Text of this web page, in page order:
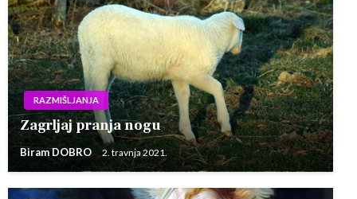
RAZMIŠLJANJA
Zagrljaj pranja nogu
Biram DOBRO 2. travnja 2021.